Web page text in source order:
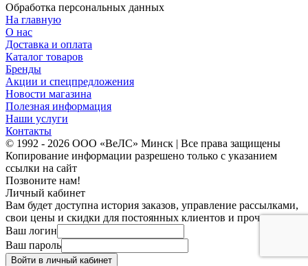
Обработка персональных данных
На главную
О нас
Доставка и оплата
Каталог товаров
Бренды
Акции и спецпредложения
Новости магазина
Полезная информация
Наши услуги
Контакты
© 1992 - 2026 ООО «ВеЛС» Минск | Все права защищены
Копирование информации разрешено только с указанием
ссылки на сайт
Позвоните нам!
Личный кабинет
Вам будет доступна история заказов, управление рассылками,
свои цены и скидки для постоянных клиентов и прочее.
Ваш логин
Ваш пароль
Войти в личный кабинет